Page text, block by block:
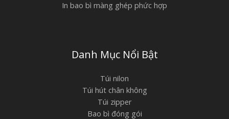
In bao bì màng ghép phức hợp
Danh Mục Nổi Bật
Túi nilon
Túi hút chân không
Túi zipper
Bao bì đóng gói